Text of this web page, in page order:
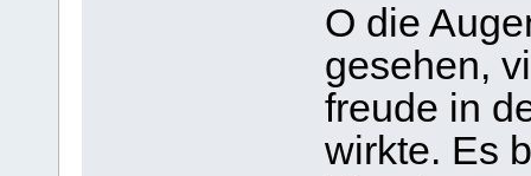
O die
gese­hen,
freude in
wirkte. Es